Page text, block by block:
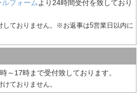
ルフォームより24時間受付を致しており
ておりません。※お返事は5営業日以内に
17時まで受付致しております。
ておりません。